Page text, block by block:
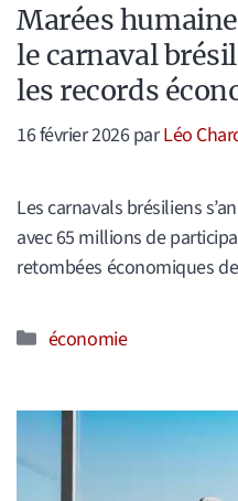
Marées
le carnaval
les records
16 février 2026parLéo
Les carnavals brésiliens
avec 65 millions de
retombées économiques
Catégories
économie